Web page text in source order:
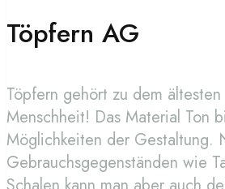
Töpfern AG
Töpfern gehört zu dem
Menschheit! Das Material Ton
Möglichkeiten der Gestaltung.
Gebrauchsgegenständen wie